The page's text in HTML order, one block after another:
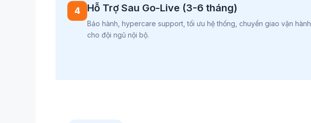
4 Hỗ Trợ Sau Go-Live (3-6 tháng)
Bảo hành, hypercare support, tối ưu hệ thống, chuyển giao vận hành
cho đội ngũ nội bộ.